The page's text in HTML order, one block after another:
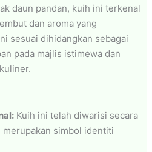
daun pandan, kuih ini terkenal
dan aroma yang
sesuai dihidangkan sebagai
pada majlis istimewa dan
Kuih ini telah diwarisi secara
simbol identiti